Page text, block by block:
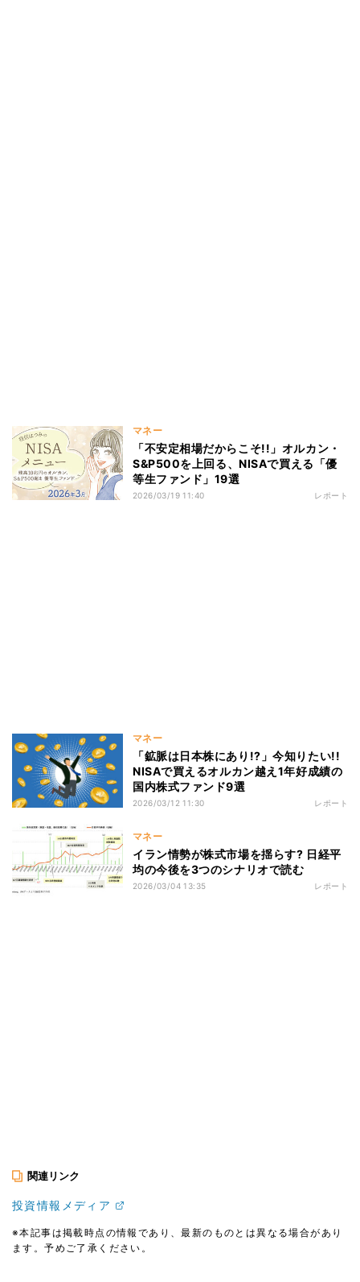
マネー
「不安定相場だからこそ!!」オルカン・
S&P500を上回る、NISAで買える「優
等生ファンド」19選
2026/03/19 11:40 レポート
マネー
「鉱脈は日本株にあり!?」今知りたい!!
NISAで買えるオルカン越え1年好成績の
国内株式ファンド9選
2026/03/12 11:30 レポート
マネー
イラン情勢が株式市場を揺らす? 日経平
均の今後を3つのシナリオで読む
2026/03/04 13:35 レポート
関連リンク
投資情報メディア
※本記事は掲載時点の情報であり、最新のものとは異なる場合があり
ます。予めご了承ください。